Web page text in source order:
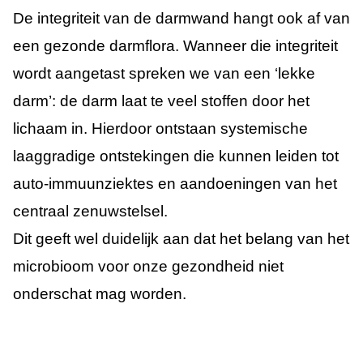
De integriteit van de darmwand hangt ook af van
een gezonde darmflora. Wanneer die integriteit
wordt aangetast spreken we van een ‘lekke
darm’: de darm laat te veel stoffen door het
lichaam in. Hierdoor ontstaan systemische
laaggradige ontstekingen die kunnen leiden tot
auto-immuunziektes en aandoeningen van het
centraal zenuwstelsel.
Dit geeft wel duidelijk aan dat het belang van het
microbioom voor onze gezondheid niet
onderschat mag worden.